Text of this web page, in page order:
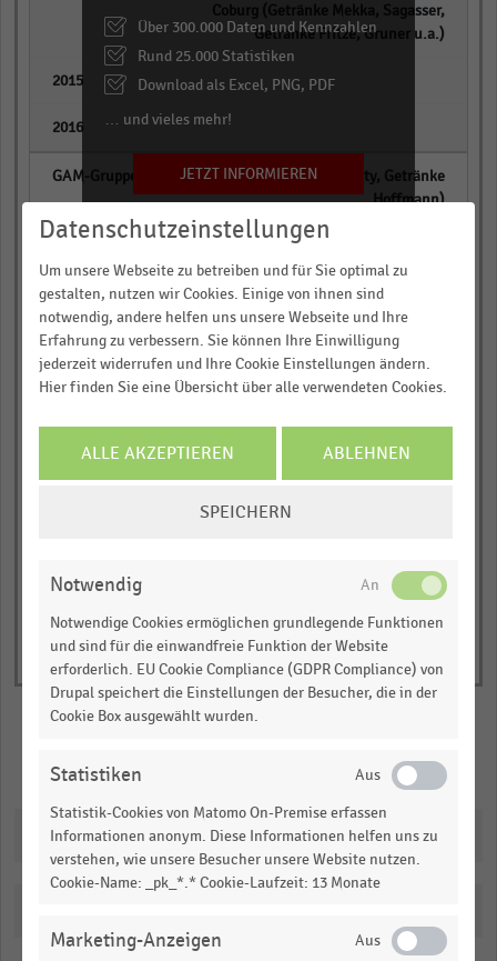
Coburg (Getränke Mekka, Sagasser,
Getränke Fritze, Gruner u.a.)
Beveco (Dursty, Getränke
Hoffmann)
EDEKA Rhein/Ruhr, Moers
(Trinkgut, Top)*
empty
Über 300.000 Daten und Kennzahlen
Rund 25.000 Statistiken
Download als Excel, PNG, PDF
… und vieles mehr!
JETZT INFORMIEREN
Teilen
Downloads
Datenschutzeinstellungen
Um unsere Webseite zu betreiben und für Sie optimal zu
gestalten, nutzen wir Cookies. Einige von ihnen sind
notwendig, andere helfen uns unsere Webseite und Ihre
Erfahrung zu verbessern. Sie können Ihre Einwilligung
jederzeit widerrufen und Ihre Cookie Einstellungen ändern.
Hier finden Sie eine Übersicht über alle verwendeten Cookies.
ALLE AKZEPTIEREN ABLEHNEN
SPEICHERN
Notwendig
Notwendige Cookies ermöglichen grundlegende Funktionen
und sind für die einwandfreie Funktion der Website
erforderlich. EU Cookie Compliance (GDPR Compliance) von
Drupal speichert die Einstellungen der Besucher, die in der
Cookie Box ausgewählt wurden.
Statistiken
Statistik-Cookies von Matomo On-Premise erfassen
Informationen anonym. Diese Informationen helfen uns zu
verstehen, wie unsere Besucher unsere Website nutzen.
Cookie-Name: _pk_*.* Cookie-Laufzeit: 13 Monate
Marketing-Anzeigen